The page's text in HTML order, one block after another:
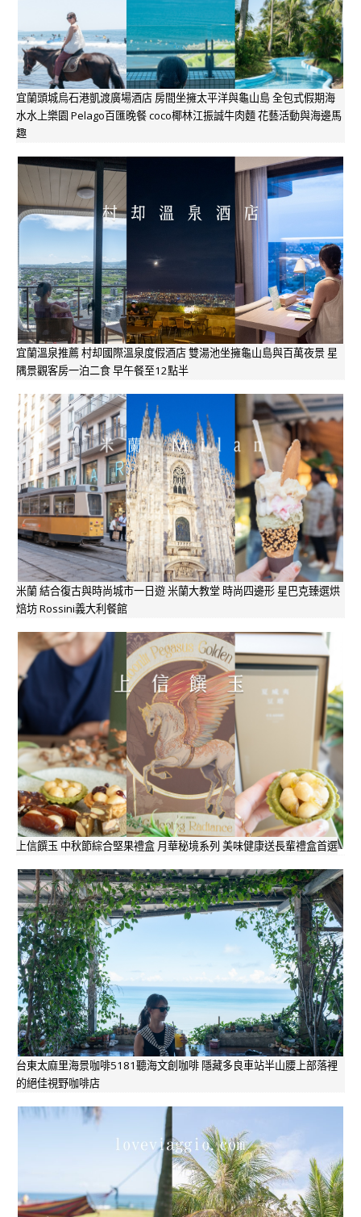
宜蘭頭城烏石港凱渡廣場酒店 房間坐擁太平洋與龜山島 全包式假期海
水水上樂園 Pelago百匯晚餐 coco椰林江振誠牛肉麵 花藝活動與海邊馬
趣
宜蘭溫泉推薦 村却國際溫泉度假酒店 雙湯池坐擁龜山島與百萬夜景 星
隅景觀客房一泊二食 早午餐至12點半
米蘭 結合復古與時尚城市一日遊 米蘭大教堂 時尚四邊形 星巴克臻選烘
焙坊 Rossini義大利餐館
上信饌玉 中秋節綜合堅果禮盒 月華秘境系列 美味健康送長輩禮盒首選
台東太麻里海景咖啡5181聽海文創咖啡 隱藏多良車站半山腰上部落裡
的絕佳視野咖啡店